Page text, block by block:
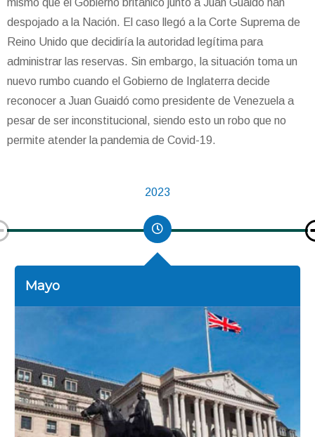
mismo que el Gobierno británico junto a Juan Guaidó han
despojado a la Nación. El caso llegó a la Corte Suprema de
Reino Unido que decidiría la autoridad legítima para
administrar las reservas. Sin embargo, la situación toma un
nuevo rumbo cuando el Gobierno de Inglaterra decide
reconocer a Juan Guaidó como presidente de Venezuela a
pesar de ser inconstitucional, siendo esto un robo que no
permite atender la pandemia de Covid-19.
2023
Mayo